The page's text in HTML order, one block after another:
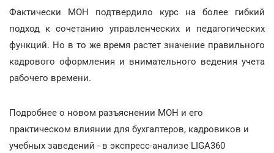
Фактически МОН подтвердило курс на более гибкий
подход к сочетанию управленческих и педагогических
функций. Но в то же время растет значение правильного
кадрового оформления и внимательного ведения учета
рабочего времени.
Подробнее о новом разъяснении МОН и его
практическом влиянии для бухгалтеров, кадровиков и
учебных заведений - в экспресс-анализе LIGA360